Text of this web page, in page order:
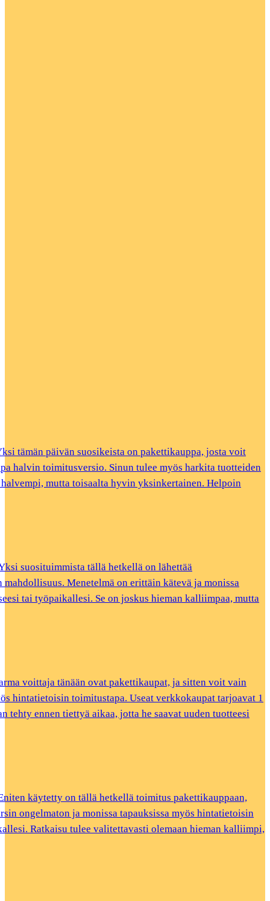
tämän päivän suosikeista on pakettikauppa, josta voit
halvin toimitusversio. Sinun tulee myös harkita tuotteiden
mutta toisaalta hyvin yksinkertainen. Helpoin
suosituimmista tällä hetkellä on lähettää
Menetelmä on erittäin kätevä ja monissa
tai työpaikallesi. Se on joskus hieman kalliimpaa, mutta
voittaja tänään ovat pakettikaupat, ja sitten voit vain
hintatietoisin toimitustapa. Useat verkkokaupat tarjoavat 1
ennen tiettyä aikaa, jotta he saavat uuden tuotteesi
käytetty on tällä hetkellä toimitus pakettikauppaan,
ongelmaton ja monissa tapauksissa myös hintatietoisin
Ratkaisu tulee valitettavasti olemaan hieman kalliimpi,